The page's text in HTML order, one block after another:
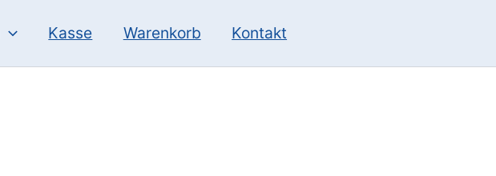
Kasse Warenkorb Kontakt